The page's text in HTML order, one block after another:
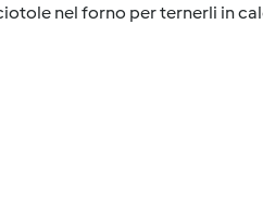
nel forno per ternerli in